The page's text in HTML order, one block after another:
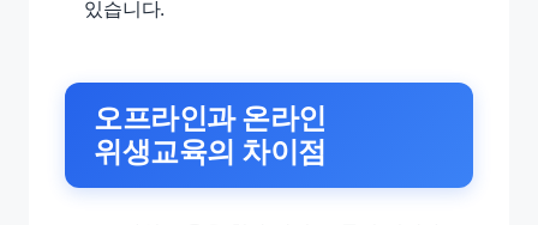
있습니다.
오프라인과 온라인
위생교육의 차이점